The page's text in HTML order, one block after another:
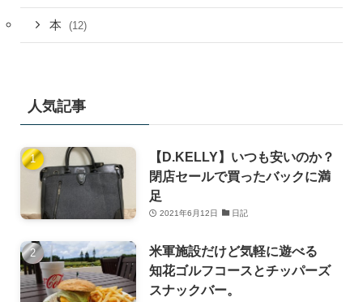
本 (12)
人気記事
【D.KELLY】いつも安いのか？
閉店セールで買ったバックに満
足
2021年6月12日 日記
米軍施設だけど気軽に遊べる
知花ゴルフコースとチッパーズ
スナックバー。